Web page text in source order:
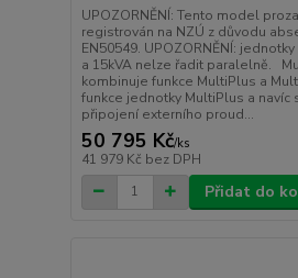
UPOZORNĚNÍ: Tento model
registrován na NZÚ z důvodu
EN50549. UPOZORNĚNÍ:
a 15kVA nelze řadit paralelně.
kombinuje funkce MultiPlus a
funkce jednotky MultiPlus a navíc
připojení externího proud...
50 795 Kč/ks
41 979 Kč bez DPH
Přidat do